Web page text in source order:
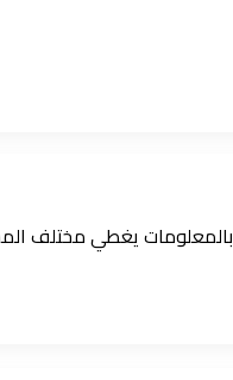
يغطي مختلف